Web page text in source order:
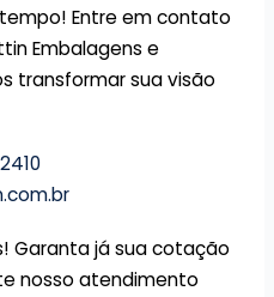
Entre em contato
Embalagens e
transformar sua visão
Garanta já sua cotação
nosso atendimento